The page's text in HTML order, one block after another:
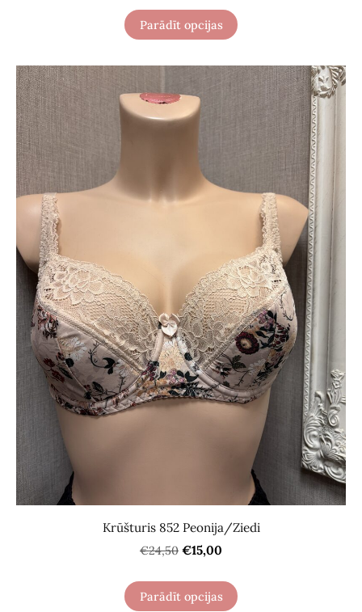
Parādīt opcijas
Krūšturis 852 Peonija/Ziedi
€24,50 €15,00
Parādīt opcijas